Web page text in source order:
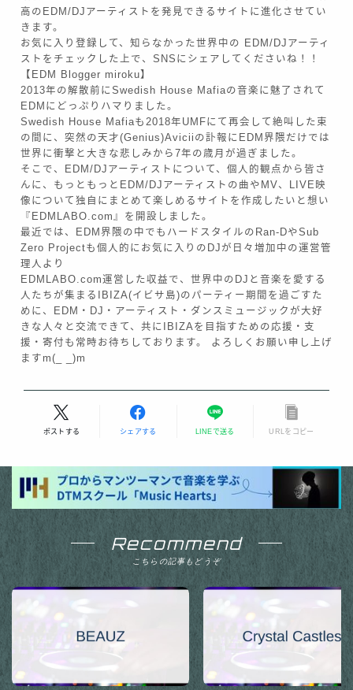
高のEDM/DJアーティストを発見できるサイトに進化させてい
きます。
お気に入り登録して、知らなかった世界中の EDM/DJアーティ
ストをチェックした上で、SNSにシェアしてくださいね！！
【EDM Blogger miroku】
2013年の解散前にSwedish House Mafiaの音楽に魅了されて
EDMにどっぷりハマりました。
Swedish House Mafiaも2018年UMFにて再会して絶叫した束
の間に、突然の天才(Genius)Aviciiの訃報にEDM界隈だけでは
世界に衝撃と大きな悲しみから7年の歳月が過ぎました。
そこで、EDM/DJアーティストについて、個人的観点から皆さ
んに、もっともっとEDM/DJアーティストの曲やMV、LIVE映
像について独自にまとめて楽しめるサイトを作成したいと想い
『EDMLABO.com』を開設しました。
最近では、EDM界隈の中でもハードスタイルのRan-DやSub
Zero Projectも個人的にお気に入りのDJが日々増加中の運営管
理人より
EDMLABO.com運営した収益で、世界中のDJと音楽を愛する
人たちが集まるIBIZA(イビサ島)のパーティー期間を過ごすた
めに、EDM・DJ・アーティスト・ダンスミュージックが大好
きな人々と交流できて、共にIBIZAを目指すための応援・支
援・寄付も常時お待ちしております。 よろしくお願い申し上げ
ますm(_ _)m
ポストする シェアする LINEで送る URLをコピー
Recommend
こちらの記事もどうぞ